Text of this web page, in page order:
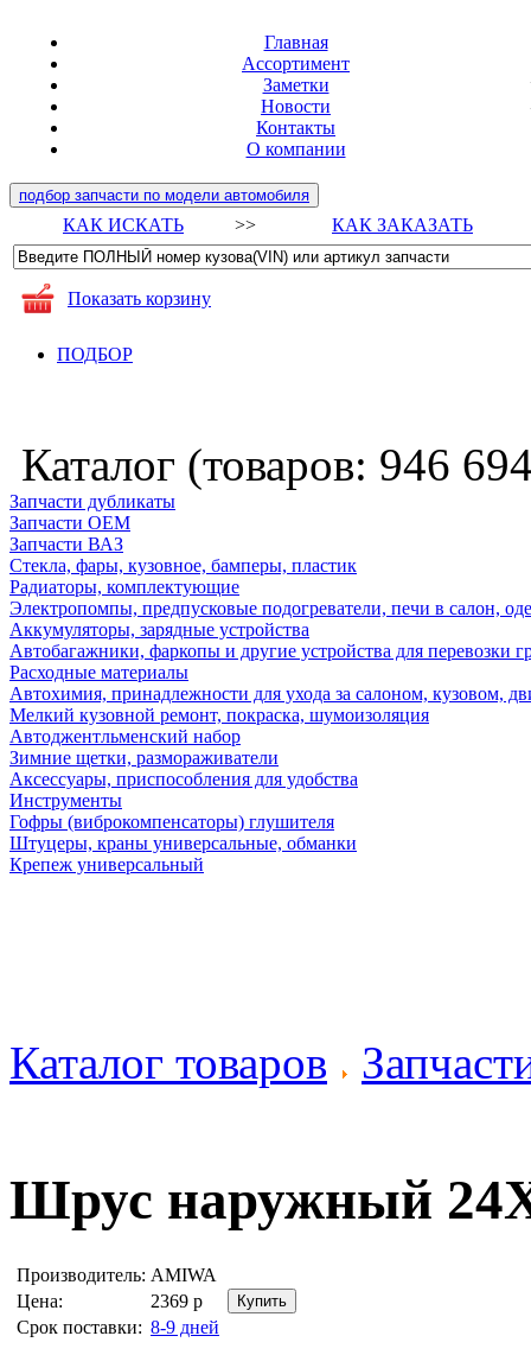
Главная
Ассортимент
Заметки
Новости
Контакты
О компании
подбор запчасти по модели автомобиля
КАК ИСКАТЬ >> КАК ЗАКАЗАТЬ
Показать корзину
ПОДБОР
Каталог (товаров: 946
Запчасти дубликаты
Запчасти ОЕМ
Запчасти ВАЗ
Стекла, фары, кузовное, бамперы, пластик
Радиаторы, комплектующие
Электропомпы, предпусковые подогреватели, печи в салон,
Аккумуляторы, зарядные устройства
Автобагажники, фаркопы и другие устройства для перевозки
Расходные материалы
Автохимия, принадлежности для ухода за салоном, кузовом,
Мелкий кузовной ремонт, покраска, шумоизоляция
Автоджентльменский набор
Зимние щетки, размораживатели
Аксессуары, приспособления для удобства
Инструменты
Гофры (виброкомпенсаторы) глушителя
Штуцеры, краны универсальные, обманки
Крепеж универсальный
Каталог товаров
Шрус наружный
Производитель: AMIWA
Цена:
2369 р
Срок поставки: 8-9 дней